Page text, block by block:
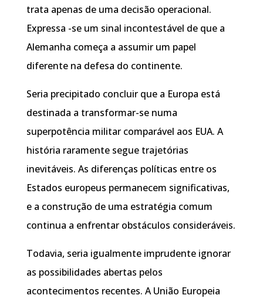
trata apenas de uma decisão operacional.
Expressa -se um sinal incontestável de que a
Alemanha começa a assumir um papel
diferente na defesa do continente.
Seria precipitado concluir que a Europa está
destinada a transformar-se numa
superpotência militar comparável aos EUA. A
história raramente segue trajetórias
inevitáveis. As diferenças políticas entre os
Estados europeus permanecem significativas,
e a construção de uma estratégia comum
continua a enfrentar obstáculos consideráveis.
Todavia, seria igualmente imprudente ignorar
as possibilidades abertas pelos
acontecimentos recentes. A União Europeia